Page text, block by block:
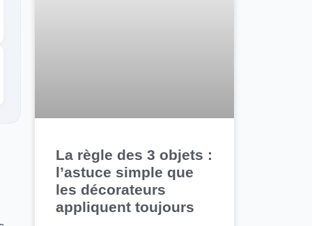
La règle des 3 objets :
l’astuce simple que
les décorateurs
appliquent toujours